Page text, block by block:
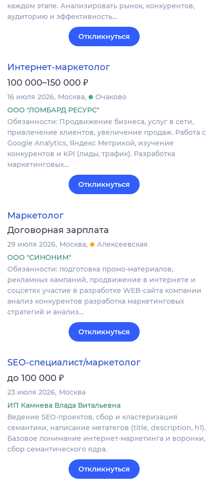
каждом этапе. Анализировать рынок, конкурентов,
аудиторию и эффективность…
Откликнуться
Интернет-маркетолог
100 000–150 000 ₽
16 июля 2026 Москва
Очаково
ООО "ЛОМБАРД РЕСУРС"
Обязанности: Продвижение бизнеса, услуг в сети,
привлечение клиентов, увеличение продаж. Работа с
Google Analytics, Яндекс Метрикой, изучение
конкурентов и KPI (лиды, трафик). Разработка
маркетинговых…
Откликнуться
Маркетолог
Договорная зарплата
29 июля 2026 Москва
Алексеевская
ООО "СИНОНИМ"
Обязанности: подготовка промо-материалов,
рекламных кампаний, продвижение в интернете и
соцсетях участие в разработке WEB-сайта компании
анализ конкурентов разработка маркетинговых
стратегий и анализ…
Откликнуться
SEO-специалист/маркетолог
до 100 000 ₽
23 июля 2026 Москва
ИП Камнева Влада Витальевна
Ведение SEO-проектов, сбор и кластеризация
семантики, написание метатегов (title, description, h1).
Базовое понимание интернет-маркетинга и воронки,
сбор семантического ядра.
Откликнуться